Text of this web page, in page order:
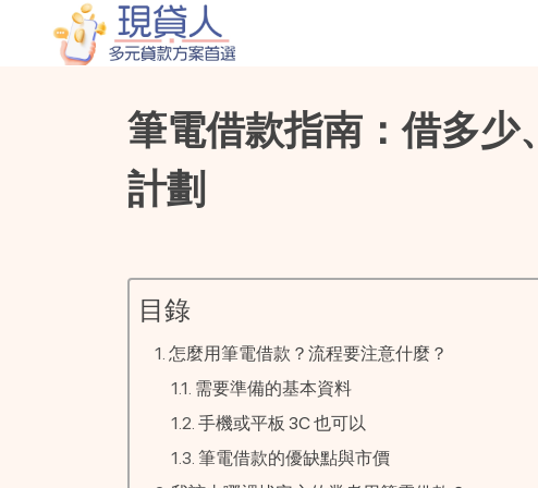
筆電借款指南：借多少
計劃
目錄
怎麼用筆電借款？流程要注意什麼？
需要準備的基本資料
手機或平板 3C 也可以
筆電借款的優缺點與市價